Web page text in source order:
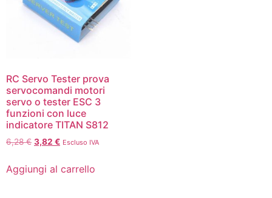
RC Servo Tester prova
servocomandi motori
servo o tester ESC 3
funzioni con luce
indicatore TITAN S812
6,28€ 3,82 € Escluso IVA
Aggiungi al carrello